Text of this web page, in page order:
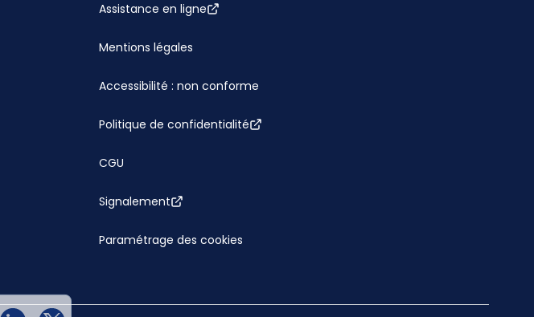
Assistance en ligne
Mentions légales
Accessibilité : non conforme
Politique de confidentialité
CGU
Signalement
Paramétrage des cookies